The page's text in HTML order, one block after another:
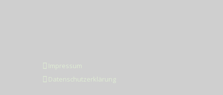
Impressum
Datenschutzerklärung